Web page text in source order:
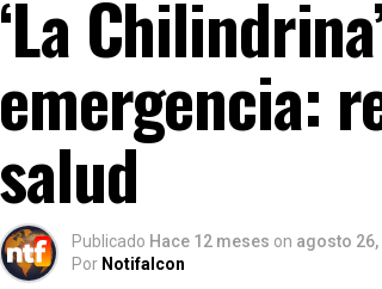
‘La
emergencia:
salud
Publicado Hace 12 meses on agosto 26,
Por Notifalcon